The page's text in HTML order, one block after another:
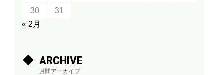
30
31
« 2月
ARCHIVE
月間アーカイブ